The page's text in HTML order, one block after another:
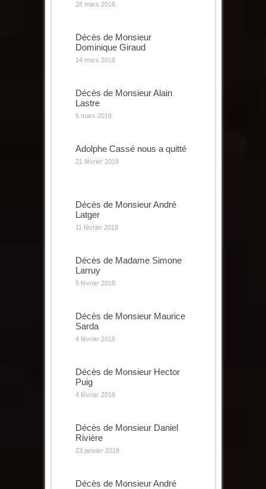
28 mars 2018
Décès de Monsieur
Dominique Giraud
14 mars 2018
Décès de Monsieur Alain
Lastre
5 mars 2018
Adolphe Cassé nous a quitté
21 février 2018
Décès de Monsieur André
Latger
11 février 2018
Décès de Madame Simone
Larruy
5 février 2018
Décès de Monsieur Maurice
Sarda
4 février 2018
Décès de Monsieur Hector
Puig
4 février 2018
Décès de Monsieur Daniel
Rivière
23 janvier 2018
Décès de Monsieur André